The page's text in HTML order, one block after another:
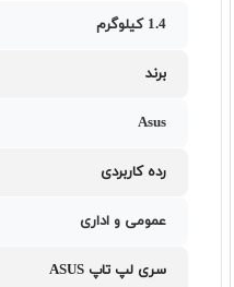
1.4 کیلوگرم
برند
Asus
رده کاربردی
عمومی و اداری
سری لپ تاپ ASUS